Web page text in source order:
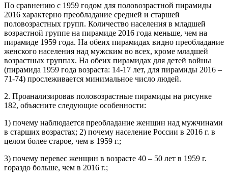
По сравнению с 1959 годом для половозрастной пирамиды
2016 характерно преобладание средней и старшей
половозрастных групп. Количество населения в младшей
возрастной группе на пирамиде 2016 года меньше, чем на
пирамиде 1959 года. На обеих пирамидах видно преобладание
женского населения над мужским во всех, кроме младшей
возрастных группах. На обеих пирамидах для детей войны
(пирамида 1959 года возраста: 14-17 лет, для пирамиды 2016 –
71-74) прослеживается минимальное число людей.
2. Проанализировав половозрастные пирамиды на рисунке
182, объяс­ните следующие особенности:
1) почему наблюдается преобладание женщин над мужчинами
в стар­ших возрастах; 2) почему население России в 2016 г. в
целом более старое, чем в 1959 г.;
3) почему перевес женщин в возрасте 40 – 50 лет в 1959 г.
гораздо боль­ше, чем в 2016 г.;